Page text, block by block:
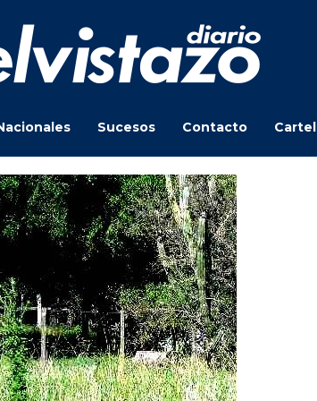
Sucesos Contacto